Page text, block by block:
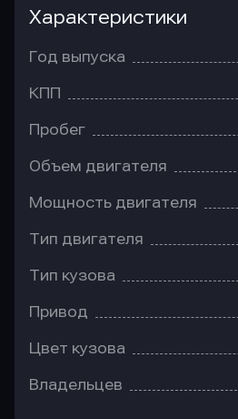
Характеристики
Год выпуска
КПП
Пробег
Объем двигателя
Мощность двигателя
Тип двигателя
Тип кузова
Привод
Цвет кузова
Владельцев